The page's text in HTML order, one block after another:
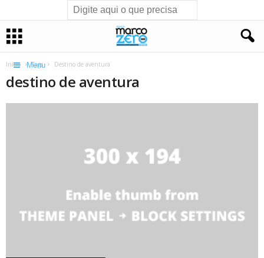
Menu
Início Tags Destino de aventura
destino de aventura